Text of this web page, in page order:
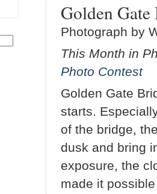
Golden
Photograph by
This Month in
Photo Contest
Golden Gate
starts.
of the bridge,
dusk and bring
exposure, the
made it